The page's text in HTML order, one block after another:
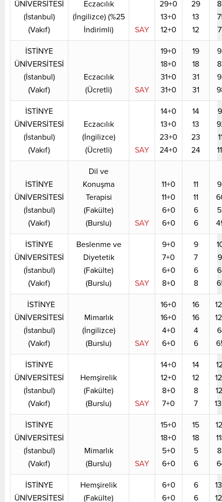
ÜNİVERSİTESİ
(İstanbul)
(Vakıf)
Eczacılık
(İngilizce) (%25
İndirimli)
SAY
29+0
13+0
12+0
29
13
12
İSTİNYE
ÜNİVERSİTESİ
(İstanbul)
(Vakıf)
Eczacılık
(Ücretli)
SAY
19+0
18+0
31+0
31+0
19
18
31
31
İSTİNYE
ÜNİVERSİTESİ
(İstanbul)
(Vakıf)
Eczacılık
(İngilizce)
(Ücretli)
SAY
14+0
13+0
23+0
24+0
14
13
23
24
İSTİNYE
ÜNİVERSİTESİ
(İstanbul)
(Vakıf)
Dil ve
Konuşma
Terapisi
(Fakülte)
(Burslu)
SAY
11+0
11+0
6+0
6+0
11
11
6
6
İSTİNYE
ÜNİVERSİTESİ
(İstanbul)
(Vakıf)
Beslenme ve
Diyetetik
(Fakülte)
(Burslu)
SAY
9+0
7+0
6+0
8+0
9
7
6
8
İSTİNYE
ÜNİVERSİTESİ
(İstanbul)
(Vakıf)
Mimarlık
(İngilizce)
(Burslu)
SAY
16+0
16+0
4+0
6+0
16
16
4
6
İSTİNYE
ÜNİVERSİTESİ
(İstanbul)
(Vakıf)
Hemşirelik
(Fakülte)
(Burslu)
SAY
14+0
12+0
8+0
7+0
14
12
8
7
İSTİNYE
ÜNİVERSİTESİ
(İstanbul)
(Vakıf)
Mimarlık
(Burslu)
SAY
15+0
18+0
5+0
6+0
15
18
5
6
İSTİNYE
ÜNİVERSİTESİ
Hemşirelik
(Fakülte)
6+0
6+0
6
6